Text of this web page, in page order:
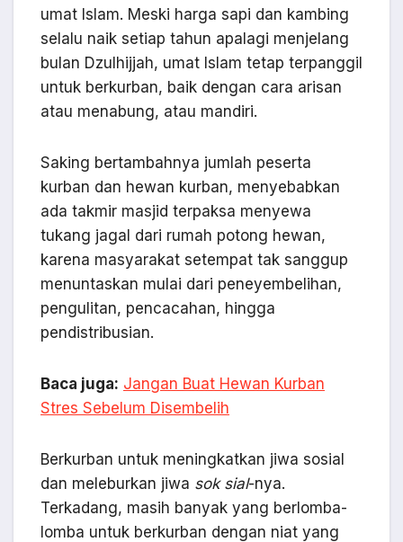
umat Islam. Meski harga sapi dan kambing
selalu naik setiap tahun apalagi menjelang
bulan Dzulhijjah, umat Islam tetap terpanggil
untuk berkurban, baik dengan cara arisan
atau menabung, atau mandiri.
Saking bertambahnya jumlah peserta
kurban dan hewan kurban, menyebabkan
ada takmir masjid terpaksa menyewa
tukang jagal dari rumah potong hewan,
karena masyarakat setempat tak sanggup
menuntaskan mulai dari peneyembelihan,
pengulitan, pencacahan, hingga
pendistribusian.
Baca juga: Jangan Buat Hewan Kurban
Stres Sebelum Disembelih
Berkurban untuk meningkatkan jiwa sosial
dan meleburkan jiwa sok sial-nya.
Terkadang, masih banyak yang berlomba-
lomba untuk berkurban dengan niat yang